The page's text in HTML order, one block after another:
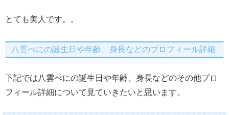
とても美人です。。
八雲べにの誕生日や年齢、身長などのプロフィール詳細
下記では八雲べにの誕生日や年齢、身長などのその他プロ
フィール詳細について見ていきたいと思います。